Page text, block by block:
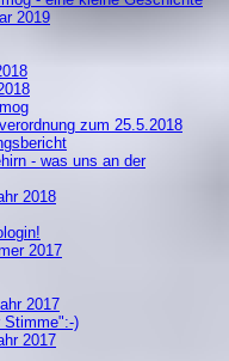
2019
zum 25.5.2018
- was uns an der
2018
2017
2017
Stimme":-)
2017